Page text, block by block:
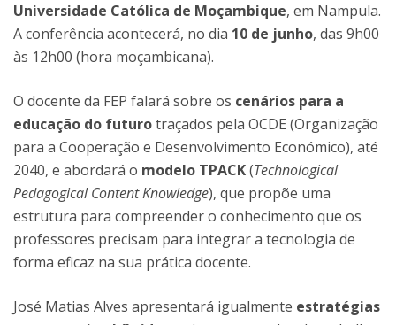
Universidade Católica de Moçambique, em Nampula.
A conferência acontecerá, no dia 10 de junho, das 9h00
às 12h00 (hora moçambicana).
O docente da FEP falará sobre os cenários para a
educação do futurotraçados pela OCDE (Organização
para a Cooperação e Desenvolvimento Económico), até
2040, e abordará o modelo TPACK(Technological
Pedagogical Content Knowledge), que propõe uma
estrutura para compreender o conhecimento que os
professores precisam para integrar a tecnologia de
forma eficaz na sua prática docente.
José Matias Alves apresentará igualmente estratégias